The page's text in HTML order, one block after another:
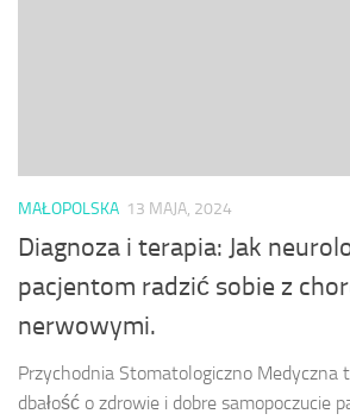
MAŁOPOLSKA 13 MAJA, 2024
Diagnoza i terapia: Jak
pacjentom radzić sobie z
nerwowymi.
Przychodnia Stomatologiczno Medyczna
dbałość o zdrowie i dobre samopoczucie